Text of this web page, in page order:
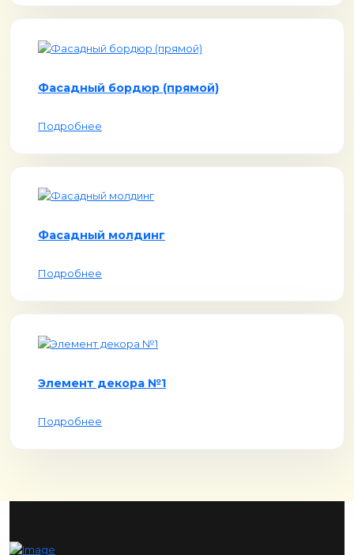
Фасадный бордюр (прямой)
Подробнее
Фасадный молдинг
Подробнее
Элемент декора №1
Подробнее